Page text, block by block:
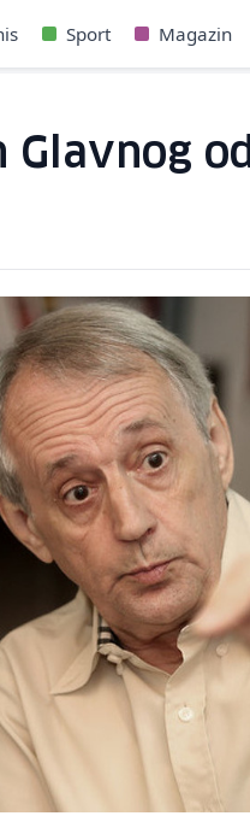
Sport Magazin
Glavnog